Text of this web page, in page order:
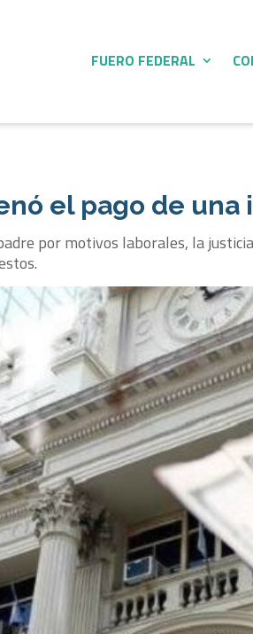
FUERO FEDERAL
el pago de
por motivos laborales, la